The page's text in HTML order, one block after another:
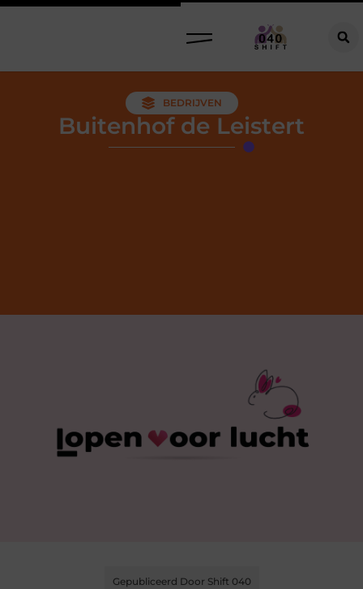
BEDRIJVEN
Buitenhof de Leistert
Gepubliceerd Door Shift 040